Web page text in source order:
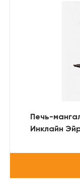
Печь-
Инклайн